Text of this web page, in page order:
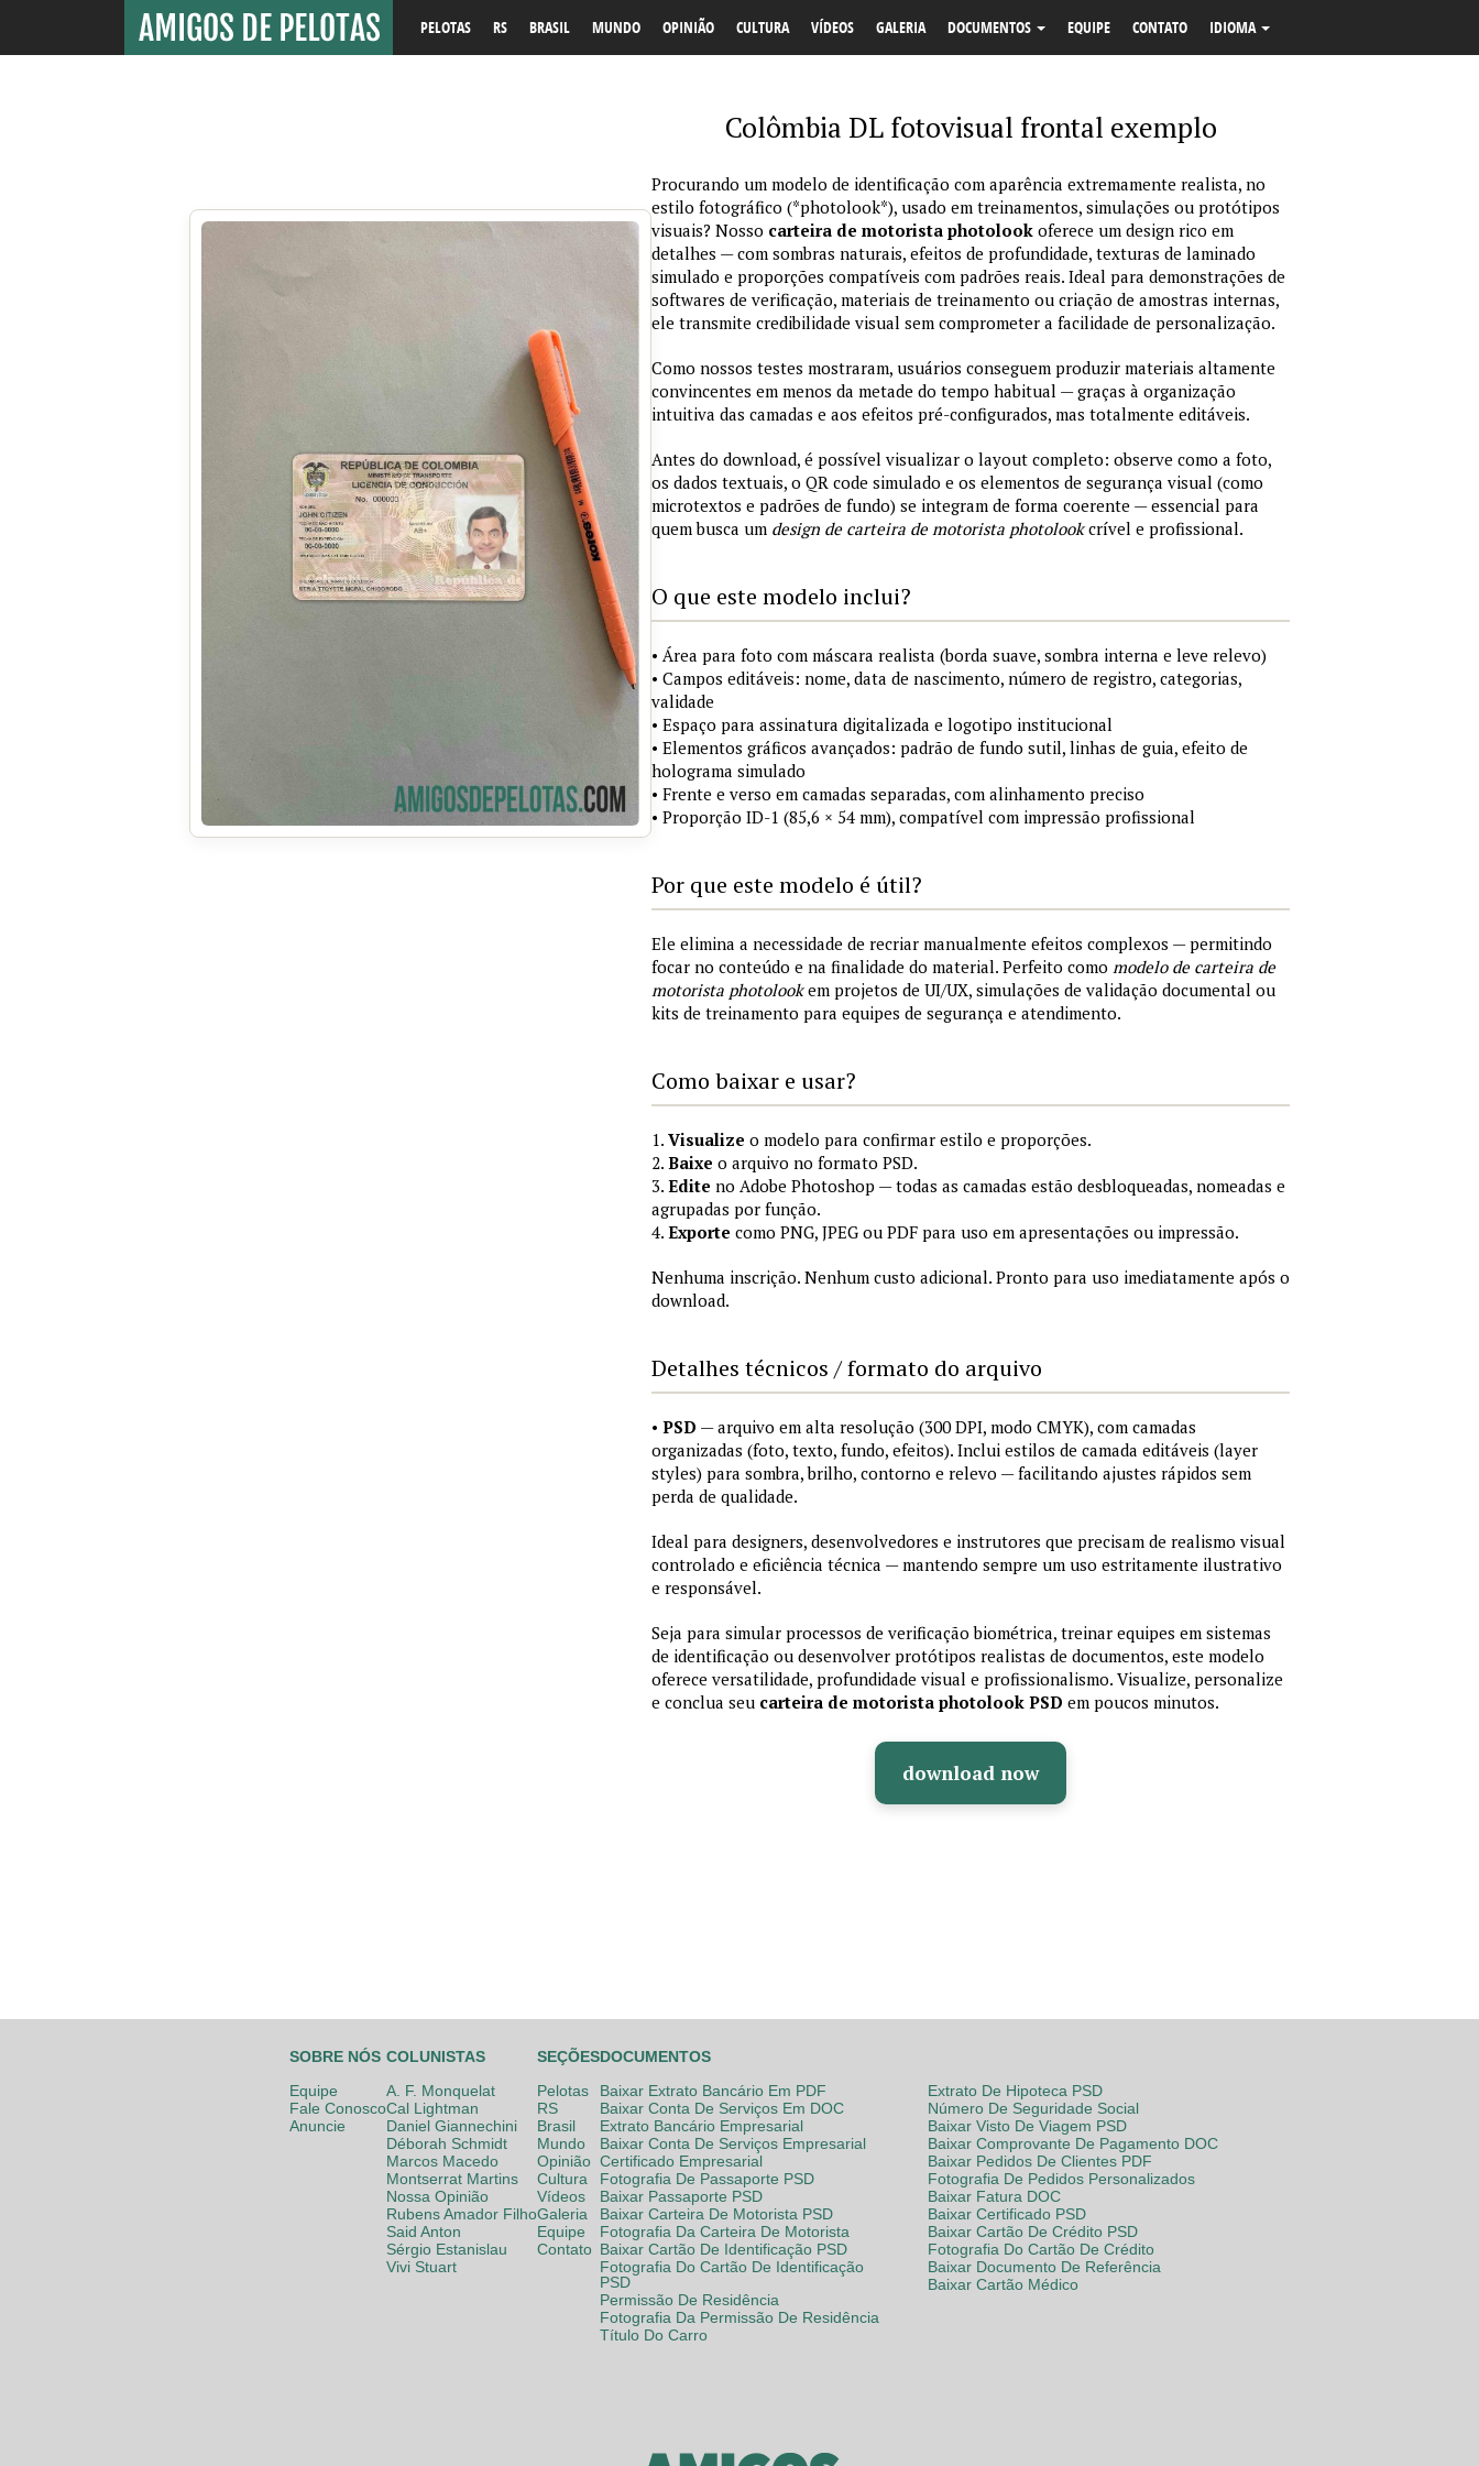
PELOTAS RS BRASIL MUNDO OPINIÃO CULTURA VÍDEOS GALERIA DOCUMENTOS EQUIPE CONTATO IDIOMA
Colômbia DL fotovisual frontal exemplo
Procurando um modelo de identificação com aparência extremamente realista, no
estilo fotográfico (*photolook*), usado em treinamentos, simulações ou protótipos
visuais? Nosso carteira de motorista photolook oferece um design rico em
detalhes — com sombras naturais, efeitos de profundidade, texturas de laminado
simulado e proporções compatíveis com padrões reais. Ideal para demonstrações de
softwares de verificação, materiais de treinamento ou criação de amostras internas,
ele transmite credibilidade visual sem comprometer a facilidade de personalização.
Como nossos testes mostraram, usuários conseguem produzir materiais altamente
convincentes em menos da metade do tempo habitual — graças à organização
intuitiva das camadas e aos efeitos pré-configurados, mas totalmente editáveis.
Antes do download, é possível visualizar o layout completo: observe como a foto,
os dados textuais, o QR code simulado e os elementos de segurança visual (como
microtextos e padrões de fundo) se integram de forma coerente — essencial para
quem busca um design de carteira de motorista photolookcrível e profissional.
O que este modelo inclui?
• Área para foto com máscara realista (borda suave, sombra interna e leve relevo)
• Campos editáveis: nome, data de nascimento, número de registro, categorias,
validade
• Espaço para assinatura digitalizada e logotipo institucional
• Elementos gráficos avançados: padrão de fundo sutil, linhas de guia, efeito de
holograma simulado
• Frente e verso em camadas separadas, com alinhamento preciso
• Proporção ID-1 (85,6 × 54 mm), compatível com impressão profissional
Por que este modelo é útil?
Ele elimina a necessidade de recriar manualmente efeitos complexos — permitindo
focar no conteúdo e na finalidade do material. Perfeito como modelo de carteira de
motorista photolookem projetos de UI/UX, simulações de validação documental ou
kits de treinamento para equipes de segurança e atendimento.
Como baixar e usar?
1. Visualize o modelo para confirmar estilo e proporções.
2. Baixe o arquivo no formato PSD.
3. Edite no Adobe Photoshop — todas as camadas estão desbloqueadas, nomeadas e
agrupadas por função.
4. Exporte como PNG, JPEG ou PDF para uso em apresentações ou impressão.
Nenhuma inscrição. Nenhum custo adicional. Pronto para uso imediatamente após o
download.
Detalhes técnicos / formato do arquivo
• PSD — arquivo em alta resolução (300 DPI, modo CMYK), com camadas
organizadas (foto, texto, fundo, efeitos). Inclui estilos de camada editáveis (layer
styles) para sombra, brilho, contorno e relevo — facilitando ajustes rápidos sem
perda de qualidade.
Ideal para designers, desenvolvedores e instrutores que precisam de realismo visual
controlado e eficiência técnica — mantendo sempre um uso estritamente ilustrativo
e responsável.
Seja para simular processos de verificação biométrica, treinar equipes em sistemas
de identificação ou desenvolver protótipos realistas de documentos, este modelo
oferece versatilidade, profundidade visual e profissionalismo. Visualize, personalize
e conclua seu carteira de motorista photolook PSD em poucos minutos.
download now
SOBRE NÓS
Equipe
Fale Conosco
Anuncie
COLUNISTAS
A. F. Monquelat
Cal Lightman
Daniel Giannechini
Déborah Schmidt
Marcos Macedo
Montserrat Martins
Nossa Opinião
Rubens Amador Filho
Said Anton
Sérgio Estanislau
Vivi Stuart
SEÇÕES
Pelotas
RS
Brasil
Mundo
Opinião
Cultura
Vídeos
Galeria
Equipe
Contato
DOCUMENTOS
Baixar Extrato Bancário Em PDF
Baixar Conta De Serviços Em DOC
Extrato Bancário Empresarial
Baixar Conta De Serviços Empresarial
Certificado Empresarial
Fotografia De Passaporte PSD
Baixar Passaporte PSD
Baixar Carteira De Motorista PSD
Fotografia Da Carteira De Motorista
Baixar Cartão De Identificação PSD
Fotografia Do Cartão De Identificação
PSD
Permissão De Residência
Fotografia Da Permissão De Residência
Título Do Carro
Extrato De Hipoteca PSD
Número De Seguridade Social
Baixar Visto De Viagem PSD
Baixar Comprovante De Pagamento DOC
Baixar Pedidos De Clientes PDF
Fotografia De Pedidos Personalizados
Baixar Fatura DOC
Baixar Certificado PSD
Baixar Cartão De Crédito PSD
Fotografia Do Cartão De Crédito
Baixar Documento De Referência
Baixar Cartão Médico